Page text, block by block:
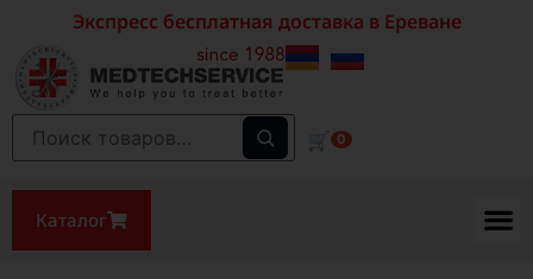
Экспресс бесплатная доставка в Ереване
🛒 0
Каталог